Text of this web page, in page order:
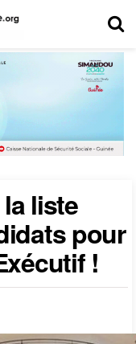
liste
pour
!